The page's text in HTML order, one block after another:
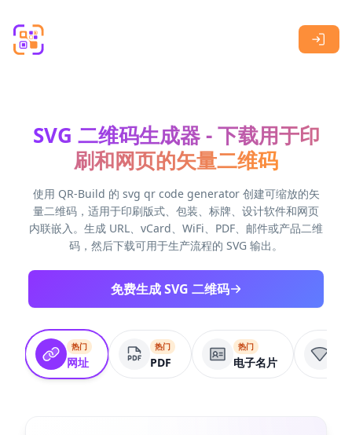
SVG 二维码生成器 - 下载用于印
刷和网页的矢量二维码
使用 QR-Build 的 svg qr code generator 创建可缩放的矢
量二维码，适用于印刷版式、包装、标牌、设计软件和网页
内联嵌入。生成 URL、vCard、WiFi、PDF、邮件或产品二维
码，然后下载可用于生产流程的 SVG 输出。
免费生成 SVG 二维码
热门
网址
热门
PDF
热门
电子名片